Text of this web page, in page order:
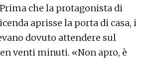
che la protagonista di
aprisse la porta di casa, i
dovuto attendere sul
venti minuti. «Non apro, è